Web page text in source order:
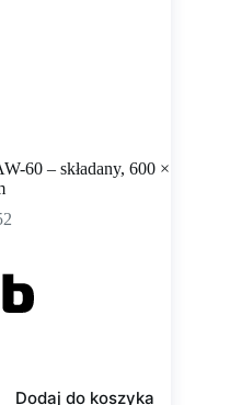
60 – składany, 600 ×
Dodaj do koszyka